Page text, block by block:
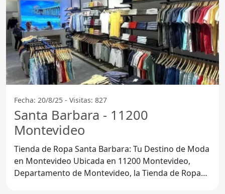
Fecha: 20/8/25 - Visitas: 827
Santa Barbara - 11200
Montevideo
Tienda de Ropa Santa Barbara: Tu Destino de Moda
en Montevideo Ubicada en 11200 Montevideo,
Departamento de Montevideo, la Tienda de Ropa